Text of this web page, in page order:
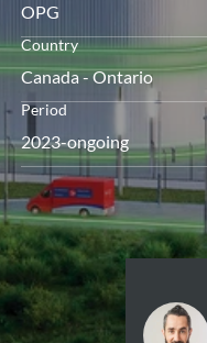
OPG
Country
Canada - Ontario
Period
2023-ongoing